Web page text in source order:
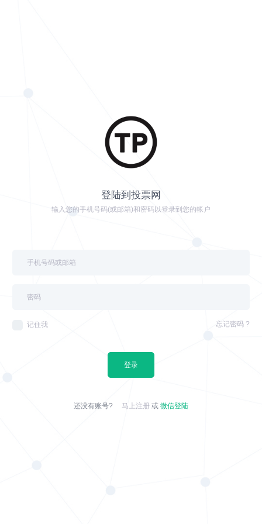
登陆到投票网
输入您的手机号码(或邮箱)和密码以登录到您的帐户
记住我 忘记密码 ?
登录
还没有账号? 马上注册 或 微信登陆